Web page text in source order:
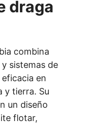
draga
combina
sistemas de
en
y tierra. Su
un diseño
flotar,